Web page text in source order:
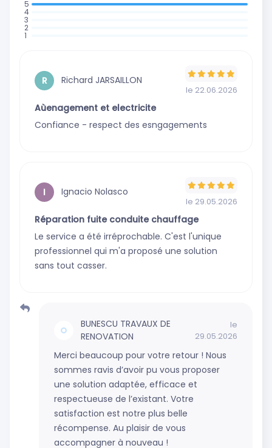
avis
avis
R Richard JARSAILLON
le 22.06.2026
Aùenagement et electricite
Confiance - respect des esngagements
I Ignacio Nolasco
le 29.05.2026
Réparation fuite conduite chauffage
Le service a été irréprochable. C'est l'unique
professionnel qui m'a proposé une solution
sans tout casser.
BUNESCU TRAVAUX DE
RENOVATION
le
29.05.2026
Merci beaucoup pour votre retour ! Nous
sommes ravis d’avoir pu vous proposer
une solution adaptée, efficace et
respectueuse de l’existant. Votre
satisfaction est notre plus belle
récompense. Au plaisir de vous
accompagner à nouveau !